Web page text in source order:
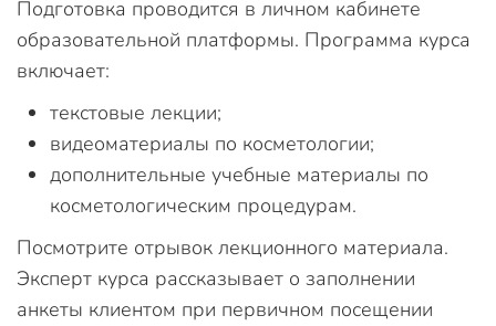
Подготовка проводится в личном кабинете
образовательной платформы. Программа курса
включает:
текстовые лекции;
видеоматериалы по косметологии;
дополнительные учебные материалы по
косметологическим процедурам.
Посмотрите отрывок лекционного материала.
Эксперт курса рассказывает о заполнении
анкеты клиентом при первичном посещении